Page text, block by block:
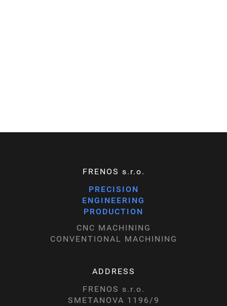
FRENOS s.r.o.
PRECISION
ENGINEERING
PRODUCTION
CNC MACHINING
CONVENTIONAL MACHINING
ADDRESS
FRENOS s.r.o.
SMETANOVA 1196/9